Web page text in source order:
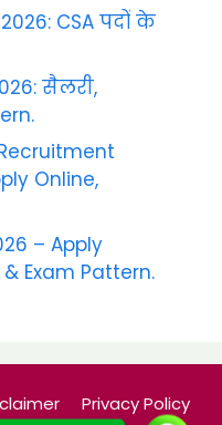
CSA पदों के
सैलरी,
Online,
– Apply
Exam Pattern.
Privacy Policy